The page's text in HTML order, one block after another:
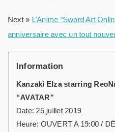
Next » L’Anime “Sword Art
anniversaire avec un tout
Information
Kanzaki Elza starring
“AVATAR”
Date: 25 juillet 2019
Heure: OUVERT A 19:00 /